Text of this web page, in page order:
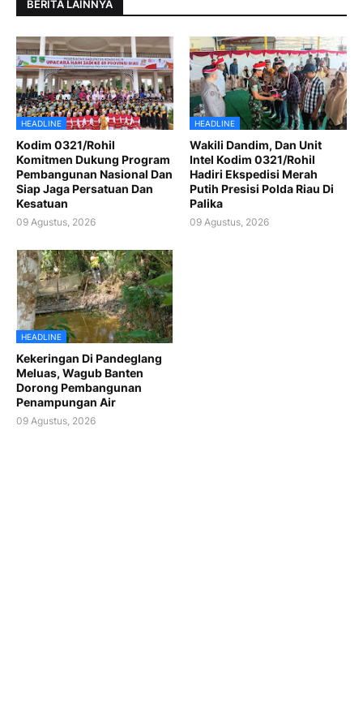
BERITA LAINNYA
HEADLINE
Kodim 0321/Rohil
Komitmen Dukung Program
Pembangunan Nasional Dan
Siap Jaga Persatuan Dan
Kesatuan
09 Agustus, 2026
HEADLINE
Wakili Dandim, Dan Unit
Intel Kodim 0321/Rohil
Hadiri Ekspedisi Merah
Putih Presisi Polda Riau Di
Palika
09 Agustus, 2026
HEADLINE
Kekeringan Di Pandeglang
Meluas, Wagub Banten
Dorong Pembangunan
Penampungan Air
09 Agustus, 2026